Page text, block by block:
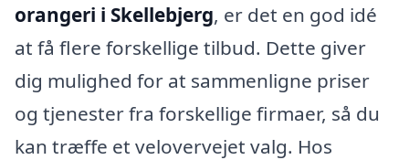
orangeri i Skellebjerg, er det en god idé
at få flere forskellige tilbud. Dette giver
dig mulighed for at sammenligne priser
og tjenester fra forskellige firmaer, så du
kan træffe et velovervejet valg. Hos